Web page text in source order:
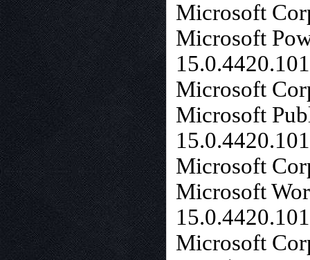
Microsoft
Microsoft
Microsoft
Microsoft
Microsoft
Microsoft
Microsoft